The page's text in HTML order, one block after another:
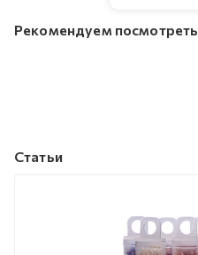
Рекомендуем посмотреть
Статьи